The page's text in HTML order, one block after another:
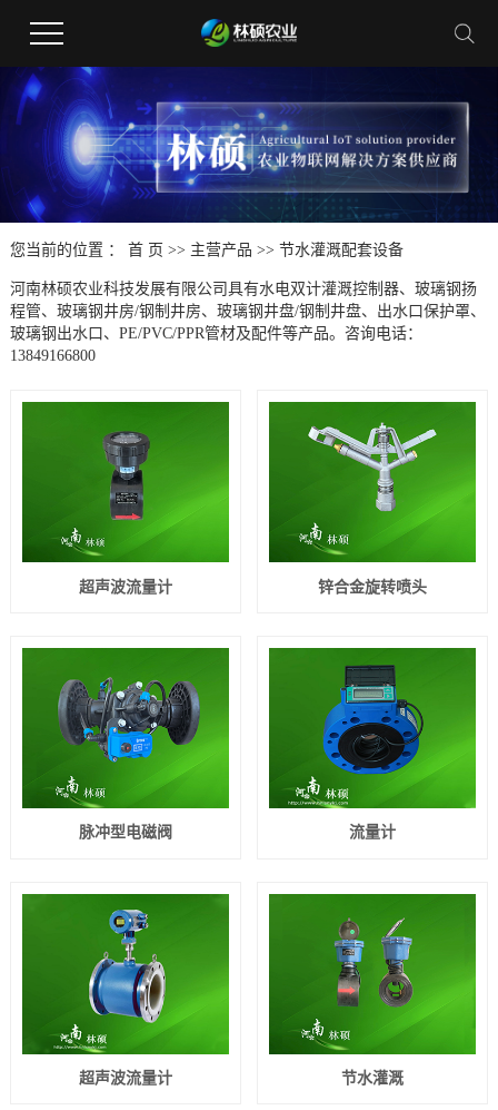
您当前的位置 ： 首 页 >> 主营产品 >> 节水灌溉配套设备
河南林硕农业科技发展有限公司具有水电双计灌溉控制器、玻璃钢扬
程管、玻璃钢井房/钢制井房、玻璃钢井盘/钢制井盘、出水口保护罩、
玻璃钢出水口、PE/PVC/PPR管材及配件等产品。咨询电话：
13849166800
超声波流量计 锌合金旋转喷头
脉冲型电磁阀 流量计
超声波流量计 节水灌溉